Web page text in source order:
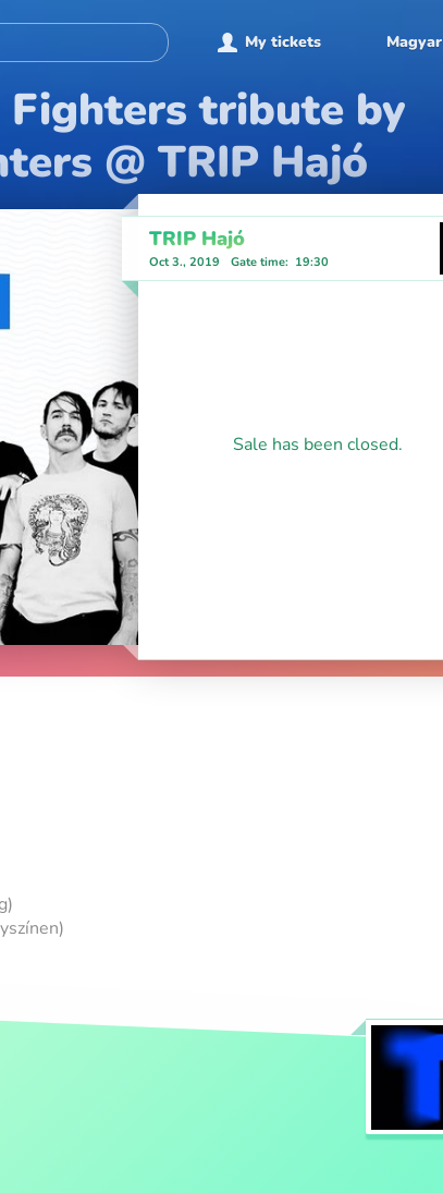
My tickets Magyar
Fighters tribute by
@ TRIP Hajó
TRIP Hajó
Oct 3., 2019 Gate time: 19:30
Sale has been closed.